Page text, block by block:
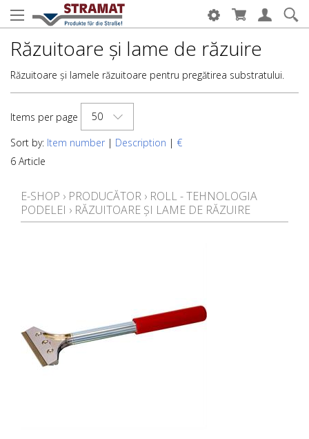
Răzuitoare și lame de răzuire
Răzuitoare și lamele răzuitoare pentru pregătirea substratului.
Items per page
50
Sort by: Item number | Description | €
6 Article
E-SHOP › PRODUCĂTOR › ROLL - TEHNOLOGIA
PODELEI › RĂZUITOARE ȘI LAME DE RĂZUIRE